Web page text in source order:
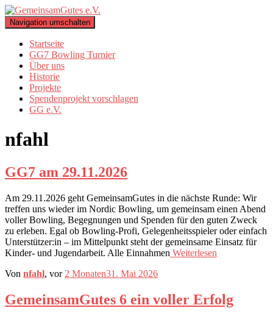
Navigation umschalten
Startseite
GG7 Bowling Turnier
Über uns
Historie
Projekte
Spendenprojekt vorschlagen
GG e.V.
nfahl
GG7 am 29.11.2026
Am 29.11.2026 geht GemeinsamGutes in die nächste Runde: Wir
treffen uns wieder im Nordic Bowling, um gemeinsam einen Abend
voller Bowling, Begegnungen und Spenden für den guten Zweck
zu erleben. Egal ob Bowling-Profi, Gelegenheitsspieler oder einfach
Unterstützer:in – im Mittelpunkt steht der gemeinsame Einsatz für
Kinder- und Jugendarbeit. Alle Einnahmen Weiterlesen
Von nfahl, vor 2 Monaten31. Mai 2026
GemeinsamGutes 6 ein voller Erfolg